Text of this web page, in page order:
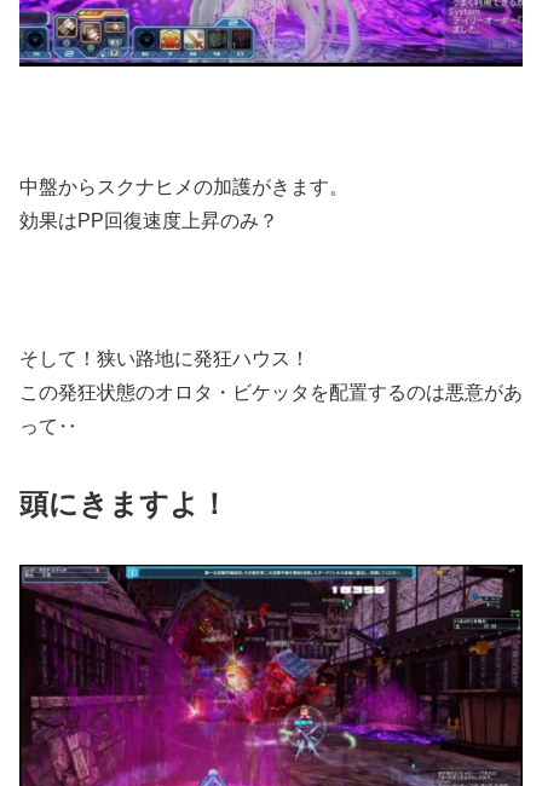
中盤からスクナヒメの加護がきます。
効果はPP回復速度上昇のみ？
そして！狭い路地に発狂ハウス！
この発狂状態のオロタ・ビケッタを配置するのは悪意があ
って‥
頭にきますよ！